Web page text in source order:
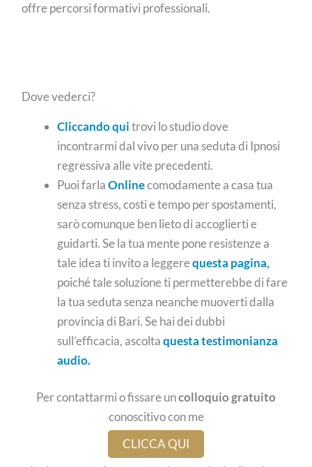
offre percorsi formativi professionali.
Dove vederci?
Cliccando quitrovi lo studio dove
incontrarmi dal vivo per una seduta di Ipnosi
regressiva alle vite precedenti.
Puoi farlaOnlinecomodamente a casa tua
senza stress, costi e tempo per spostamenti,
sarò comunque ben lieto di accoglierti e
guidarti. Se la tua mente pone resistenze a
tale idea ti invito a leggerequesta pagina,
poiché tale soluzione ti permetterebbe di fare
la tua seduta senza neanche muoverti dalla
provincia di Bari. Se hai dei dubbi
sull’efficacia, ascoltaquesta testimonianza
audio.
Per contattarmi o fissare uncolloquio gratuito
conoscitivo con me
CLICCA QUI